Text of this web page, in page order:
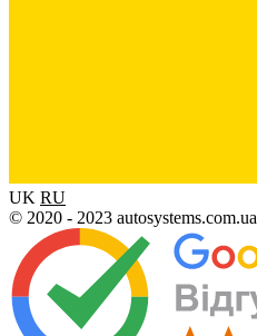
UK RU
© 2020 - 2023 autosystems.com.ua